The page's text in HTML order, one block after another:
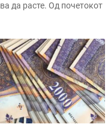
да расте. Од почетокот